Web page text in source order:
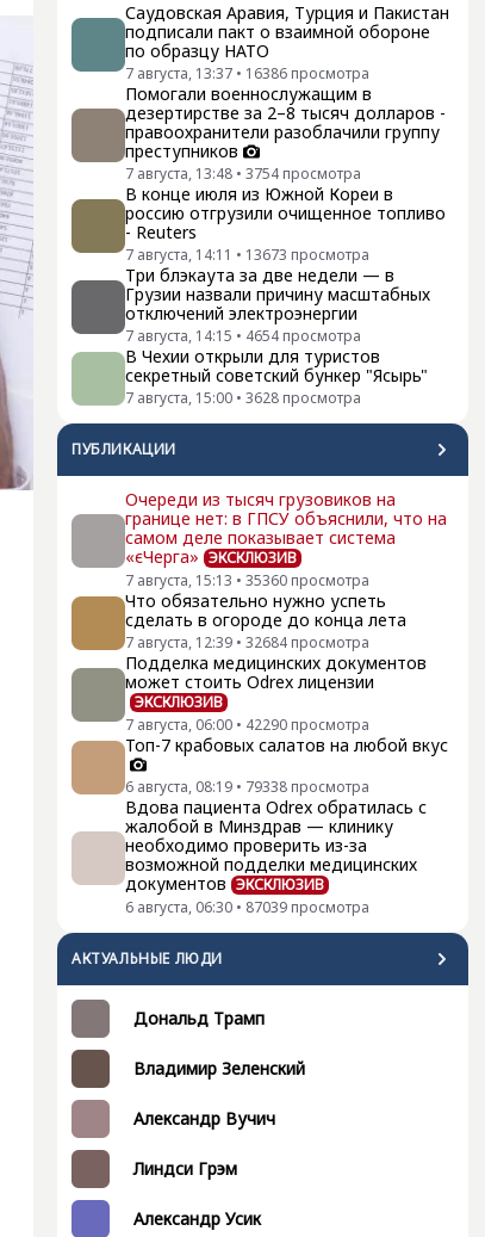
Саудовская Аравия, Турция и Пакистан
подписали пакт о взаимной обороне
по образцу НАТО
7 августа, 13:37 • 16386 просмотра
Помогали военнослужащим в
дезертирстве за 2–8 тысяч долларов -
правоохранители разоблачили группу
преступников
7 августа, 13:48 • 3754 просмотра
В конце июля из Южной Кореи в
россию отгрузили очищенное топливо
- Reuters
7 августа, 14:11 • 13673 просмотра
Три блэкаута за две недели — в
Грузии назвали причину масштабных
отключений электроэнергии
7 августа, 14:15 • 4654 просмотра
В Чехии открыли для туристов
секретный советский бункер "Ясырь"
7 августа, 15:00 • 3628 просмотра
ПУБЛИКАЦИИ
Очереди из тысяч грузовиков на
границе нет: в ГПСУ объяснили, что на
самом деле показывает система
«єЧерга» ЭКСКЛЮЗИВ
7 августа, 15:13 • 35360 просмотра
Что обязательно нужно успеть
сделать в огороде до конца лета
7 августа, 12:39 • 32684 просмотра
Подделка медицинских документов
может стоить Odrex лицензии
ЭКСКЛЮЗИВ
7 августа, 06:00 • 42290 просмотра
Топ-7 крабовых салатов на любой вкус
6 августа, 08:19 • 79338 просмотра
Вдова пациента Odrex обратилась с
жалобой в Минздрав — клинику
необходимо проверить из-за
возможной подделки медицинских
документов ЭКСКЛЮЗИВ
6 августа, 06:30 • 87039 просмотра
АКТУАЛЬНЫЕ ЛЮДИ
Дональд Трамп
Владимир Зеленский
Александр Вучич
Линдси Грэм
Александр Усик